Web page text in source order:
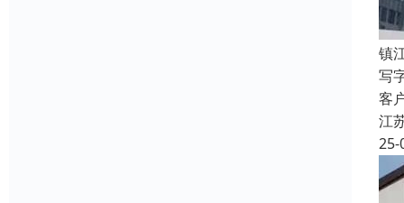
镇
写
客
江
25-